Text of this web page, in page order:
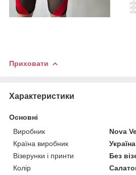
Приховати
Характеристики
Основні
Виробник
Nova
Країна виробник
Україна
Візерунки і принти
Без
Колір